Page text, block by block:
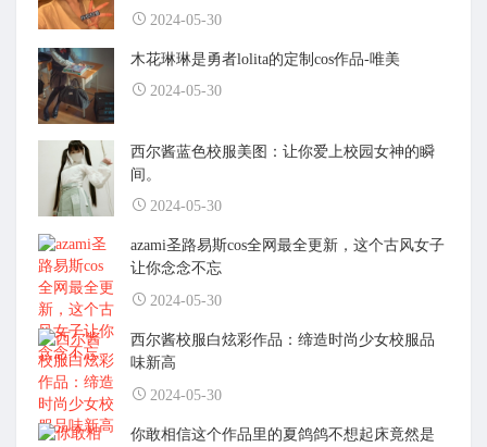
2024-05-30
木花琳琳是勇者lolita的定制cos作品-唯美
2024-05-30
西尔酱蓝色校服美图：让你爱上校园女神的瞬
间。
2024-05-30
azami圣路易斯cos全网最全更新，这个古风女子
让你念念不忘
2024-05-30
西尔酱校服白炫彩作品：缔造时尚少女校服品
味新高
2024-05-30
你敢相信这个作品里的夏鸽鸽不想起床竟然是